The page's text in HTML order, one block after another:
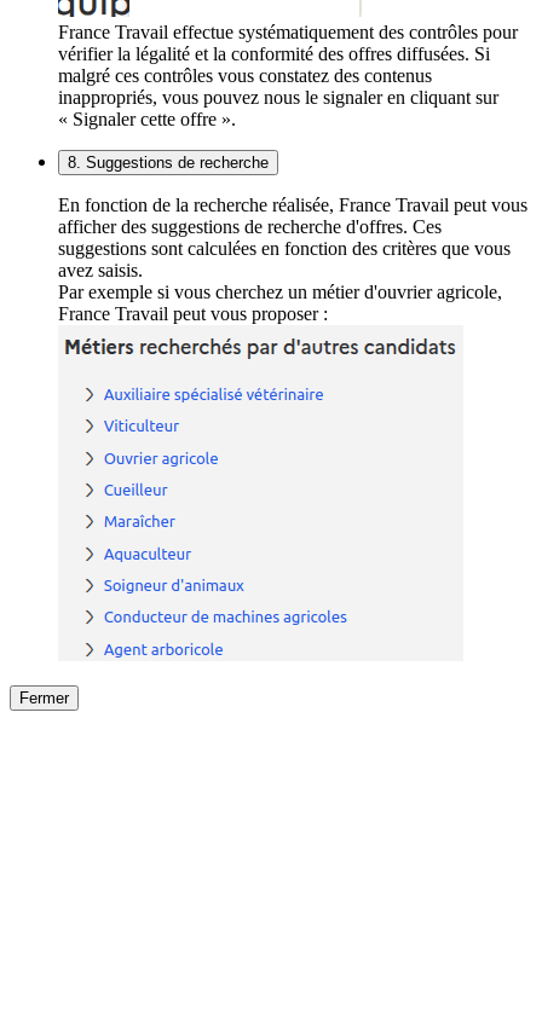
France Travail effectue systématiquement des contrôles pour
vérifier la légalité et la conformité des offres diffusées. Si
malgré ces contrôles vous constatez des contenus
inappropriés, vous pouvez nous le signaler en cliquant sur
« Signaler cette offre ».
8. Suggestions de recherche
En fonction de la recherche réalisée, France Travail peut vous
afficher des suggestions de recherche d'offres. Ces
suggestions sont calculées en fonction des critères que vous
avez saisis.
Par exemple si vous cherchez un métier d'ouvrier agricole,
France Travail peut vous proposer :
Fermer